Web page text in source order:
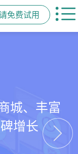
免费试用
、转化、
周期增长
、试听转
队
流程、智
长期价值
城、丰富
增长